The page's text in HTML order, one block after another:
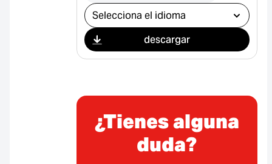
Seleccionar descarga
descargar
¿Tienes alguna
duda?